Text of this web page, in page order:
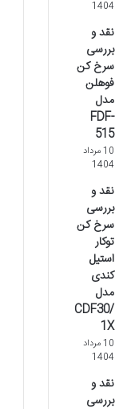
1404
نقد و
بررسی
سرخ کن
فوهلن
مدل
FDF-
515
10 مرداد
1404
نقد و
بررسی
سرخ کن
توکار
استیل
کندی
مدل
CDF30/
1X
10 مرداد
1404
نقد و
بررسی